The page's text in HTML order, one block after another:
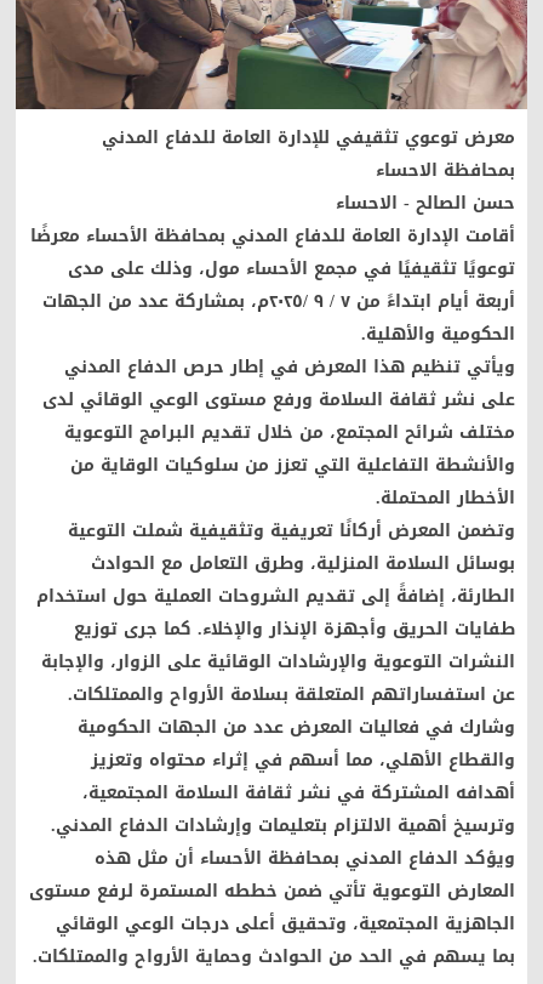
معرض توعوي تثقيفي للإدارة العامة للدفاع المدني
بمحافظة الاحساء
حسن الصالح - الاحساء
أقامت الإدارة العامة للدفاع المدني بمحافظة الأحساء معرضًا
توعويًا تثقيفيًا في مجمع الأحساء مول، وذلك على مدى
أربعة أيام ابتداءً من ٧ / ٩ /٢٠٢٥م، بمشاركة عدد من الجهات
الحكومية والأهلية.
ويأتي تنظيم هذا المعرض في إطار حرص الدفاع المدني
على نشر ثقافة السلامة ورفع مستوى الوعي الوقائي لدى
مختلف شرائح المجتمع، من خلال تقديم البرامج التوعوية
والأنشطة التفاعلية التي تعزز من سلوكيات الوقاية من
الأخطار المحتملة.
وتضمن المعرض أركانًا تعريفية وتثقيفية شملت التوعية
بوسائل السلامة المنزلية، وطرق التعامل مع الحوادث
الطارئة، إضافةً إلى تقديم الشروحات العملية حول استخدام
طفايات الحريق وأجهزة الإنذار والإخلاء. كما جرى توزيع
النشرات التوعوية والإرشادات الوقائية على الزوار، والإجابة
عن استفساراتهم المتعلقة بسلامة الأرواح والممتلكات.
وشارك في فعاليات المعرض عدد من الجهات الحكومية
والقطاع الأهلي، مما أسهم في إثراء محتواه وتعزيز
أهدافه المشتركة في نشر ثقافة السلامة المجتمعية،
وترسيخ أهمية الالتزام بتعليمات وإرشادات الدفاع المدني.
ويؤكد الدفاع المدني بمحافظة الأحساء أن مثل هذه
المعارض التوعوية تأتي ضمن خططه المستمرة لرفع مستوى
الجاهزية المجتمعية، وتحقيق أعلى درجات الوعي الوقائي
بما يسهم في الحد من الحوادث وحماية الأرواح والممتلكات.